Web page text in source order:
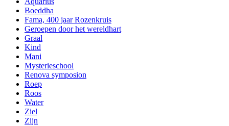
Boeddha
Fama, 400 jaar Rozenkruis
Geroepen door het wereldhart
Graal
Kind
Mani
Mysterieschool
Renova symposion
Roep
Roos
Water
Ziel
Zijn